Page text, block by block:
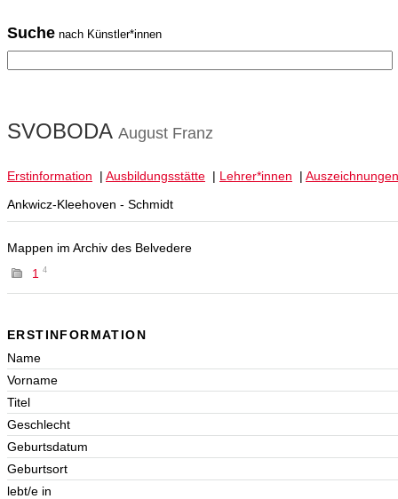
Suche nach Künstler*innen
SVOBODA August Franz
Erstinformation | Ausbildungsstätte | Lehrer*innen | Auszeichnungen
Ankwicz-Kleehoven - Schmidt
Mappen im Archiv des Belvedere
1
4
ERSTINFORMATION
Name
Vorname
Titel
Geschlecht
Geburtsdatum
Geburtsort
lebt/e in